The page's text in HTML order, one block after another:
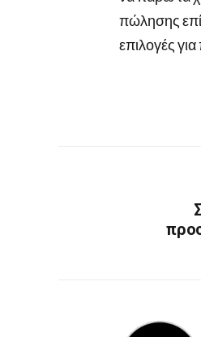
πώλησης
επιλογές για